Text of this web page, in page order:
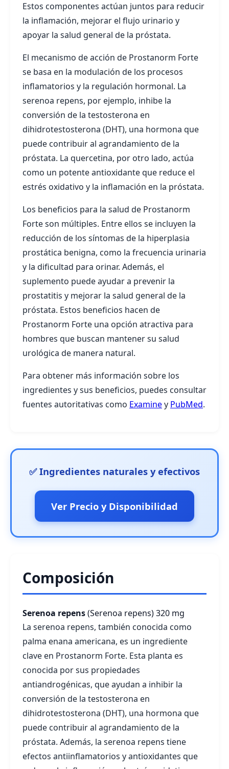
Estos componentes actúan juntos para reducir
la inflamación, mejorar el flujo urinario y
apoyar la salud general de la próstata.
El mecanismo de acción de Prostanorm Forte
se basa en la modulación de los procesos
inflamatorios y la regulación hormonal. La
serenoa repens, por ejemplo, inhibe la
conversión de la testosterona en
dihidrotestosterona (DHT), una hormona que
puede contribuir al agrandamiento de la
próstata. La quercetina, por otro lado, actúa
como un potente antioxidante que reduce el
estrés oxidativo y la inflamación en la próstata.
Los beneficios para la salud de Prostanorm
Forte son múltiples. Entre ellos se incluyen la
reducción de los síntomas de la hiperplasia
prostática benigna, como la frecuencia urinaria
y la dificultad para orinar. Además, el
suplemento puede ayudar a prevenir la
prostatitis y mejorar la salud general de la
próstata. Estos beneficios hacen de
Prostanorm Forte una opción atractiva para
hombres que buscan mantener su salud
urológica de manera natural.
Para obtener más información sobre los
ingredientes y sus beneficios, puedes consultar
fuentes autoritativas como Examiney PubMed.
✅ Ingredientes naturales y efectivos
Ver Precio y Disponibilidad
Composición
Serenoa repens(Serenoa repens)320 mg
La serenoa repens, también conocida como
palma enana americana, es un ingrediente
clave en Prostanorm Forte. Esta planta es
conocida por sus propiedades
antiandrogénicas, que ayudan a inhibir la
conversión de la testosterona en
dihidrotestosterona (DHT), una hormona que
puede contribuir al agrandamiento de la
próstata. Además, la serenoa repens tiene
efectos antiinflamatorios y antioxidantes que